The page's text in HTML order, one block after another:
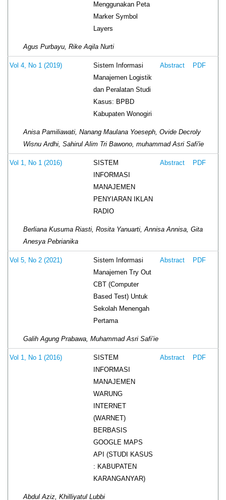
Menggunakan Peta
Marker Symbol
Layers
Agus Purbayu, Rike Aqila Nurti
Vol 4, No 1 (2019)
Sistem Informasi
Manajemen Logistik
dan Peralatan Studi
Kasus: BPBD
Kabupaten Wonogiri
Abstract PDF
Anisa Pamiliawati, Nanang Maulana Yoeseph, Ovide Decroly
Wisnu Ardhi, Sahirul Alim Tri Bawono, muhammad Asri Safi'ie
Vol 1, No 1 (2016)
SISTEM
INFORMASI
MANAJEMEN
PENYIARAN IKLAN
RADIO
Abstract PDF
Berliana Kusuma Riasti, Rosita Yanuarti, Annisa Annisa, Gita
Anesya Pebrianika
Vol 5, No 2 (2021)
Sistem Informasi
Manajemen Try Out
CBT (Computer
Based Test) Untuk
Sekolah Menengah
Pertama
Abstract PDF
Galih Agung Prabawa, Muhammad Asri Safi’ie
Vol 1, No 1 (2016)
SISTEM
INFORMASI
MANAJEMEN
WARUNG
INTERNET
(WARNET)
BERBASIS
GOOGLE MAPS
API (STUDI KASUS
: KABUPATEN
KARANGANYAR)
Abstract PDF
Abdul Aziz, Khilliyatul Lubbi